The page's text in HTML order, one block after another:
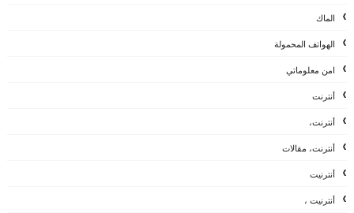
الماك
الهواتف المحمولة
امن معلوماتي
أنترنت
أنترنت،
أنترنت، مقالات
أنترنيت
أنترنيت ،